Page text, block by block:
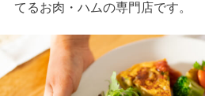
てるお肉・ハムの専門店です。